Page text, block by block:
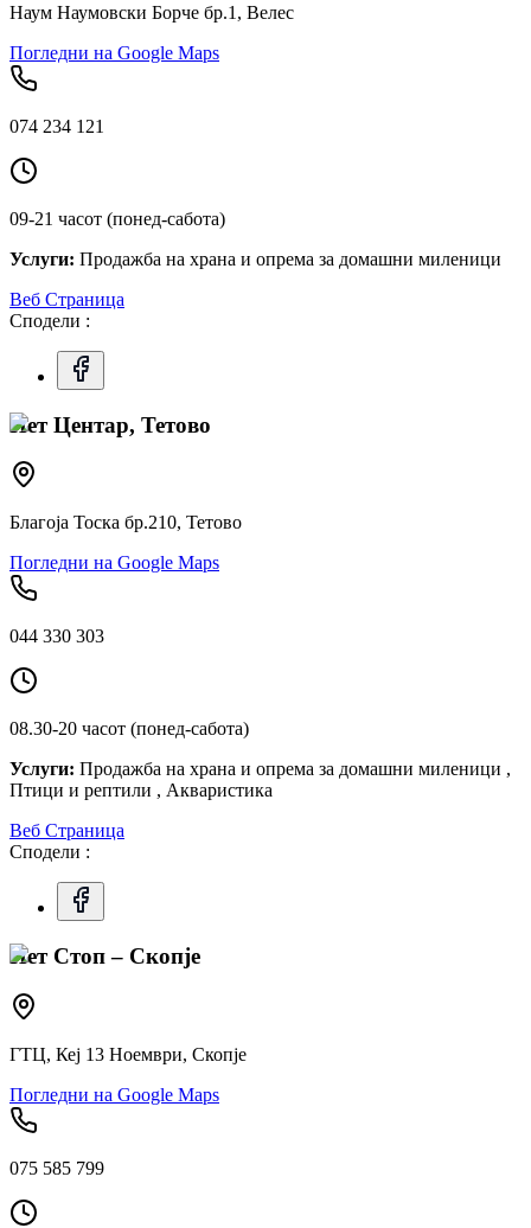
Наум Наумовски Борче бр.1, Велес
Погледни на Google Maps
074 234 121
09-21 часот (понед-сабота)
Услуги: Продажба на храна и опрема за домашни миленици
Веб Страница
Сподели :
Пет Центар, Тетово
Благоја Тоска бр.210, Тетово
Погледни на Google Maps
044 330 303
08.30-20 часот (понед-сабота)
Услуги: Продажба на храна и опрема за домашни миленици ,
Птици и рептили , Акваристика
Веб Страница
Сподели :
Пет Стоп – Скопје
ГТЦ, Кеј 13 Ноември, Скопје
Погледни на Google Maps
075 585 799